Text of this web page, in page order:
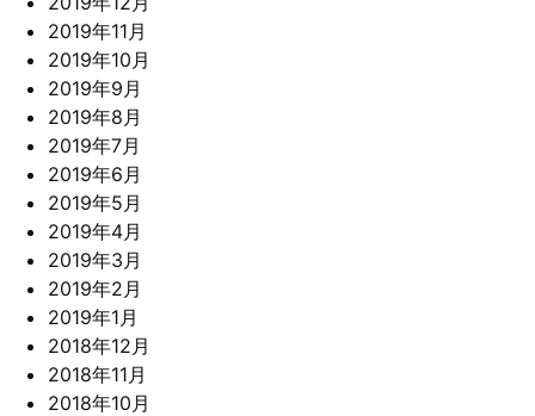
2019年11月
2019年10月
2019年9月
2019年8月
2019年7月
2019年6月
2019年5月
2019年4月
2019年3月
2019年2月
2019年1月
2018年12月
2018年11月
2018年10月